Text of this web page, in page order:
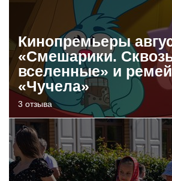
Кинопремьеры
«Смешарики.
вселенные» и
«Чучела»
3 отзыва